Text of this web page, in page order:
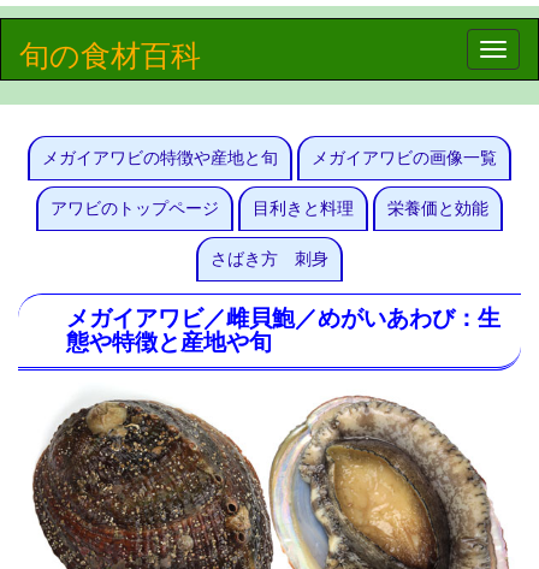
Toggle
旬の食材百科
メガイアワビの特徴や産地と旬 メガイアワビの画像一覧
アワビのトップページ 目利きと料理 栄養価と効能
さばき方 刺身
メガイアワビ／雌貝鮑／めがいあわび：生
態や特徴と産地や旬